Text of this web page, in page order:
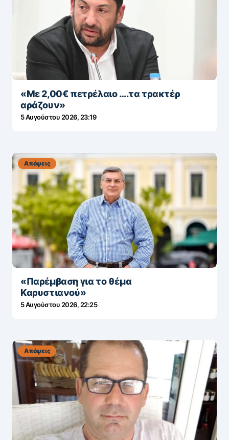
«Με 2,00€ πετρέλαιο ….τα τρακτέρ
αράζουν»
5 Αυγούστου 2026, 23:19
Απόψεις
«Παρέμβαση για το θέμα
Καρυστιανού»
5 Αυγούστου 2026, 22:25
Απόψεις